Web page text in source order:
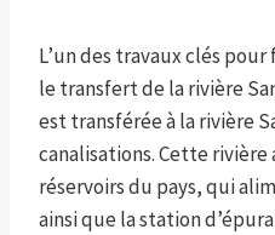
L’un des travaux clés
le transfert de la rivière
est transférée à la rivière
canalisations. Cette
réservoirs du pays, qui
ainsi que la station